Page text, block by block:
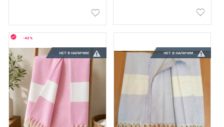
НЕТ В НАЛИЧИИ
-43%
НЕТ В НАЛИЧИИ